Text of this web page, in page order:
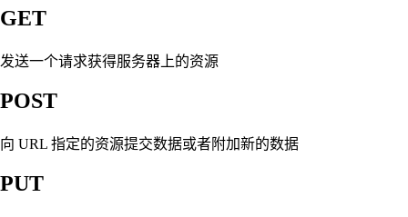
GET
发送一个请求获得服务器上的资源
POST
向 URL 指定的资源提交数据或者附加新的数据
PUT